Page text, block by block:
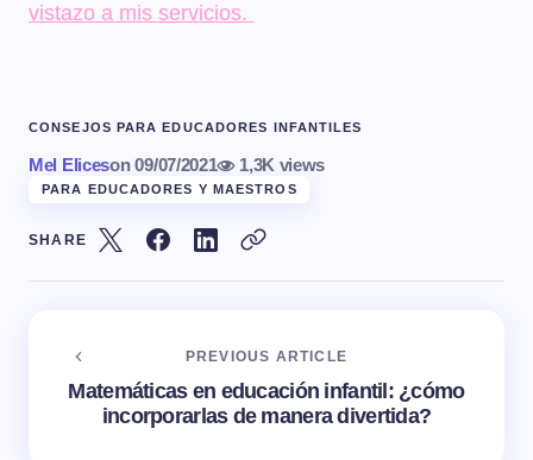
vistazo a mis servicios.
CONSEJOS PARA EDUCADORES INFANTILES
Mel Eliceson 09/07/2021 1,3K views
PARA EDUCADORES Y MAESTROS
SHARE
PREVIOUS ARTICLE
Matemáticas en educación infantil: ¿cómo
incorporarlas de manera divertida?